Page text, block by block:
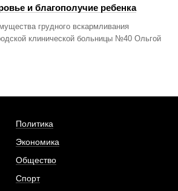
и благополучие ребенка
грудного вскармливания
клинической больницы №40 Ольгой
Политика
Экономика
Общество
Спорт